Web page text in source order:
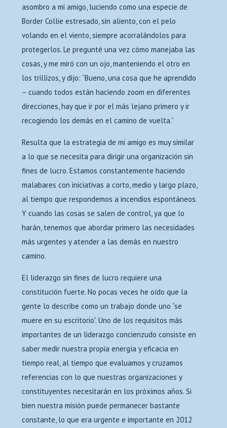
asombro a mi amigo, luciendo como una especie de
Border Collie estresado, sin aliento, con el pelo
volando en el viento, siempre acorralándolos para
protegerlos. Le pregunté una vez cómo manejaba las
cosas, y me miró con un ojo, manteniendo el otro en
los trillizos, y dijo: “Bueno, una cosa que he aprendido
– cuando todos están haciendo zoom en diferentes
direcciones, hay que ir por el más lejano primero y ir
recogiendo los demás en el camino de vuelta.”
Resulta que la estrategia de mi amigo es muy similar
a lo que se necesita para dirigir una organización sin
fines de lucro. Estamos constantemente haciendo
malabares con iniciativas a corto, medio y largo plazo,
al tiempo que respondemos a incendios espontáneos.
Y cuando las cosas se salen de control, ya que lo
harán, tenemos que abordar primero las necesidades
más urgentes y atender a las demás en nuestro
camino.
El liderazgo sin fines de lucro requiere una
constitución fuerte. No pocas veces he oído que la
gente lo describe como un trabajo donde uno “se
muere en su escritorio”. Uno de los requisitos más
importantes de un liderazgo concienzudo consiste en
saber medir nuestra propia energía y eficacia en
tiempo real, al tiempo que evaluamos y cruzamos
referencias con lo que nuestras organizaciones y
constituyentes necesitarán en los próximos años. Si
bien nuestra misión puede permanecer bastante
constante, lo que era urgente e importante en 2012